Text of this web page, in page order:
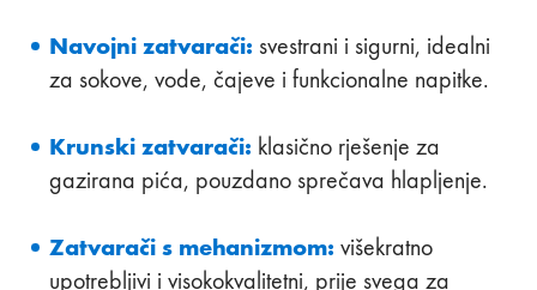
Navojni zatvarači: svestrani i sigurni, idealni
za sokove, vode, čajeve i funkcionalne napitke.
Krunski zatvarači: klasično rješenje za
gazirana pića, pouzdano sprečava hlapljenje.
Zatvarači s mehanizmom: višekratno
upotrebljivi i visokokvalitetni, prije svega za